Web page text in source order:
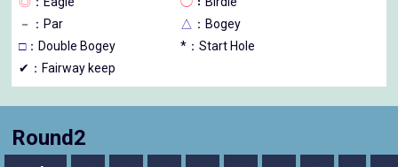
－
：Par △ ：Bogey
□：Double Bogey
*：Start Hole
✔：Fairway keep
Round2